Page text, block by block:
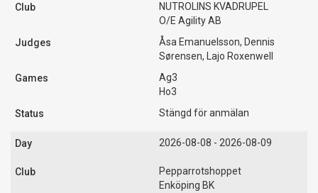
NUTROLINS KVADRUPEL
O/E Agility AB
Åsa Emanuelsson, Dennis
Sørensen, Lajo Roxenwell
Ag3
Ho3
Stängd för anmälan
2026-08-08 - 2026-08-09
Pepparrotshoppet
Enköping BK